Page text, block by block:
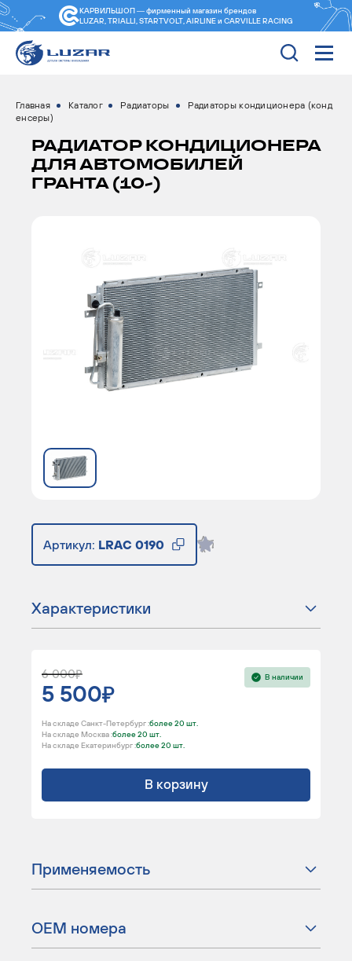
КАРВИЛЬШОП — фирменный магазин брендов
LUZAR, TRIALLI, STARTVOLT, AIRLINE и CARVILLE RACING
Главная Каталог Радиаторы
Радиаторы кондиционера (конд
енсеры)
РАДИАТОР КОНДИЦИОНЕРА
ДЛЯ АВТОМОБИЛЕЙ
ГРАНТА (10-)
Артикул: LRAC 0190
Характеристики
6 000
5 500
В наличии
На складе Санкт-Петербург :более 20 шт.
На складе Москва :более 20 шт.
На складе Екатеринбург :более 20 шт.
В корзину
Применяемость
ОЕМ номера